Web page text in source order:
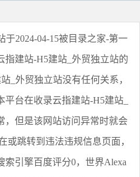
于2024-04-15被目录之家-第一
指建站-H5建站_外贸独立站的
_外贸独立站没有任何关系，
平台在收录云指建站-H5建站_
，但是该网站访问异常时就会
或跳转到违法违规信息页面，
索引擎百度评分0，世界Alexa